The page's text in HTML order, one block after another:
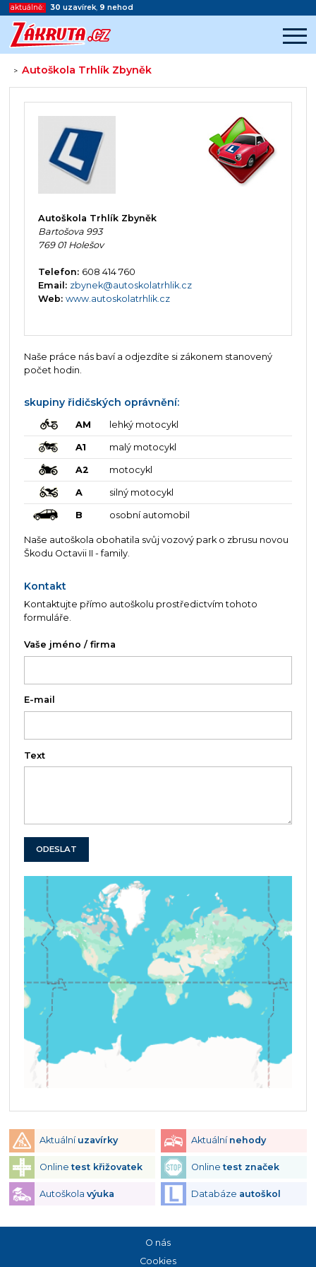
aktuálně: 30 uzavírek, 9 nehod
>Autoškola Trhlík Zbyněk
Začátek reklamy
Konec reklamy
Autoškola Trhlík Zbyněk
Bartošova 993
769 01 Holešov
Telefon: 608 414 760
Email: zbynek@autoskolatrhlik.cz
Web: www.autoskolatrhlik.cz
Naše práce nás baví a odjezdíte si zákonem stanovený
počet hodin.
skupiny řidičských oprávnění:
AM lehký motocykl
A1 malý motocykl
A2 motocykl
A silný motocykl
B osobní automobil
Naše autoškola obohatila svůj vozový park o zbrusu novou
Škodu Octavii II - family.
Kontakt
Kontaktujte přímo autoškolu prostředictvím tohoto
formuláře.
Vaše jméno / firma
E-mail
Text
ODESLAT
Aktuální uzavírky Aktuální nehody
Onlinetest křižovatek Onlinetest značek
Autoškola výuka Databáze autoškol
O nás
Cookies